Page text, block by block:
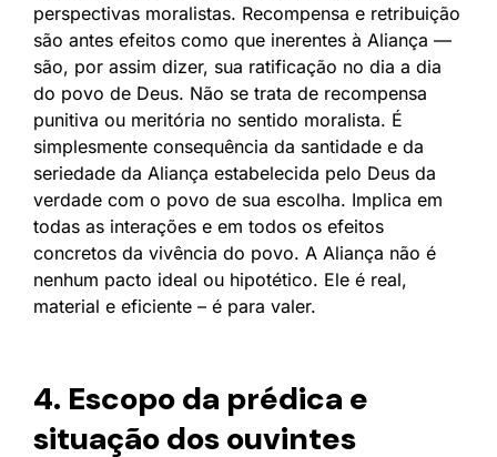
perspectivas moralistas. Recompensa e retribuição
são antes efeitos como que inerentes à Aliança —
são, por assim dizer, sua ratificação no dia a dia
do povo de Deus. Não se trata de recompensa
punitiva ou meritória no sentido moralista. É
simplesmente consequência da santidade e da
seriedade da Aliança estabelecida pelo Deus da
verdade com o povo de sua escolha. Implica em
todas as interações e em todos os efeitos
concretos da vivência do povo. A Aliança não é
nenhum pacto ideal ou hipotético. Ele é real,
material e eficiente – é para valer.
4. Escopo da prédica e
situação dos ouvintes